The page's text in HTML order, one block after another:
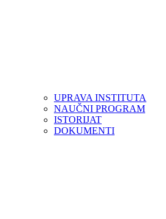
UPRAVA INSTITUTA
NAUČNI PROGRAM
ISTORIJAT
DOKUMENTI